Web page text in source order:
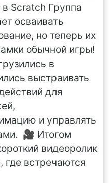
Scratch Группа
осваивать
но теперь их
обычной игры!
в
выстраивать
для
и управлять
🎥 Итогом
видеоролик
где встречаются